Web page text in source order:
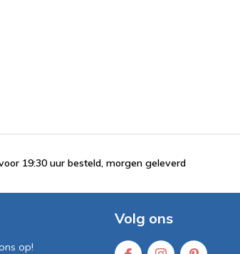
19:30 uur besteld, morgen geleverd
op!
Volg ons